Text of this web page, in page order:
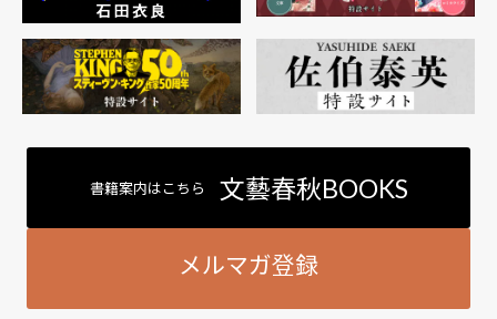
書籍案内はこちら 文藝春秋BOOKS
メルマガ登録